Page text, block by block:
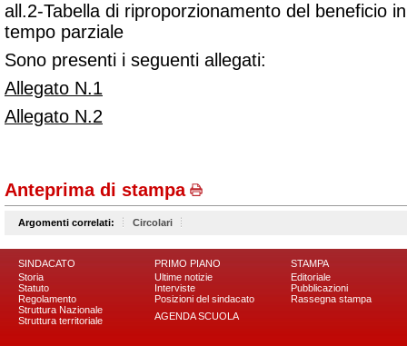
all.2-Tabella di riproporzionamento del beneficio
tempo parziale
Sono presenti i seguenti allegati:
Allegato N.1
Allegato N.2
Anteprima di stampa
Argomenti correlati: Circolari
SINDACATO
Storia
Statuto
Regolamento
Struttura Nazionale
Struttura territoriale
PRIMO PIANO
Ultime notizie
Interviste
Posizioni del sindacato
AGENDA SCUOLA
STAMPA
Editoriale
Pubblicazioni
Rassegna stampa